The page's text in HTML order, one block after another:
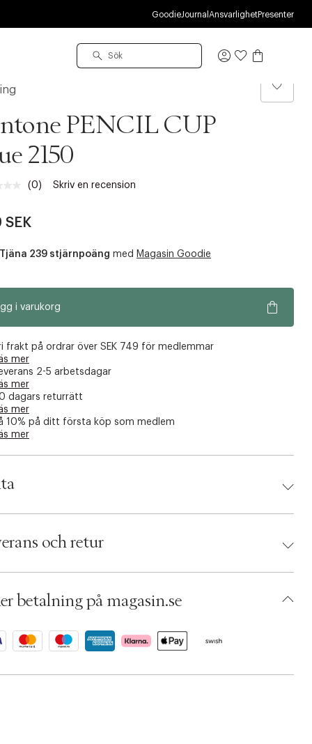
GoodieJournal AnsvarlighetPresenter
Logga
PENCIL CUP
2150
Inget
till
(0) Skriv en recension
SEK
Tjäna 239 stjärnpoäng med Magasin Goodie
i varukorg
frakt på ordrar över SEK 749 för medlemmar
mer
2-5 arbetsdagar
mer
dagars returrätt
mer
10% på ditt första köp som medlem
mer
och retur
betalning på magasin.se